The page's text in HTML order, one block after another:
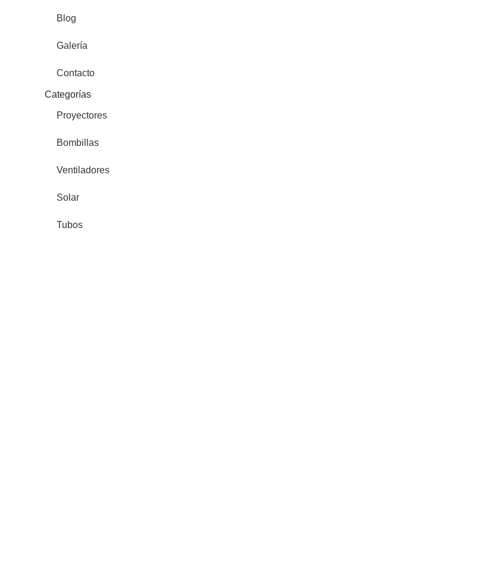
Blog
Galería
Contacto
Categorías
Proyectores
Bombillas
Ventiladores
Solar
Tubos